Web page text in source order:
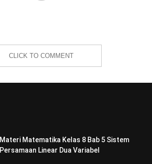
CLICK TO COMMENT
Materi Matematika Kelas 8 Bab 5 Sistem
Persamaan Linear Dua Variabel